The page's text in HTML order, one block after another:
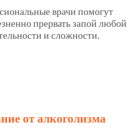
врачи помогут
прервать запой любой
и сложности.
от алкоголизма